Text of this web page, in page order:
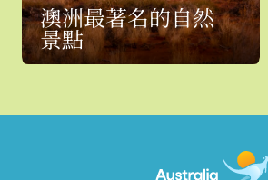
澳洲最著名的自然
景點